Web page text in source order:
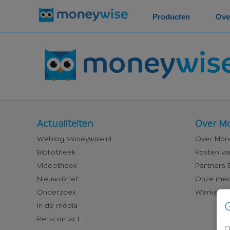
Producten
Nieuws
en
media
Actualiteiten
Weblog Moneywise.nl
Bibliotheek
Videotheek
Nieuwsbrief
Onderzoek
In de media
Perscontact
Over
Over
Over
Kosten
Partners
Onze
Werken